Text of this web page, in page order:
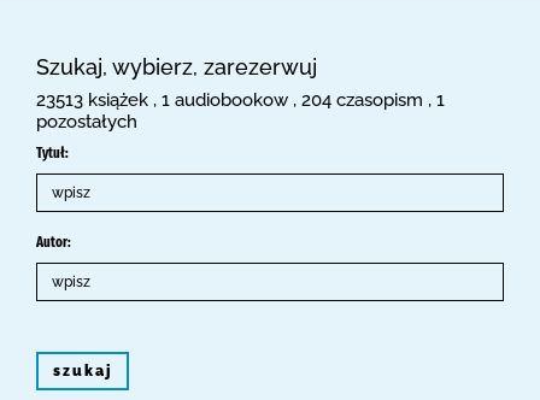
Szukaj, wybierz, zarezerwuj
23513 książek , 1 audiobookow , 204 czasopism , 1
pozostałych
Tytuł:
Autor:
szukaj